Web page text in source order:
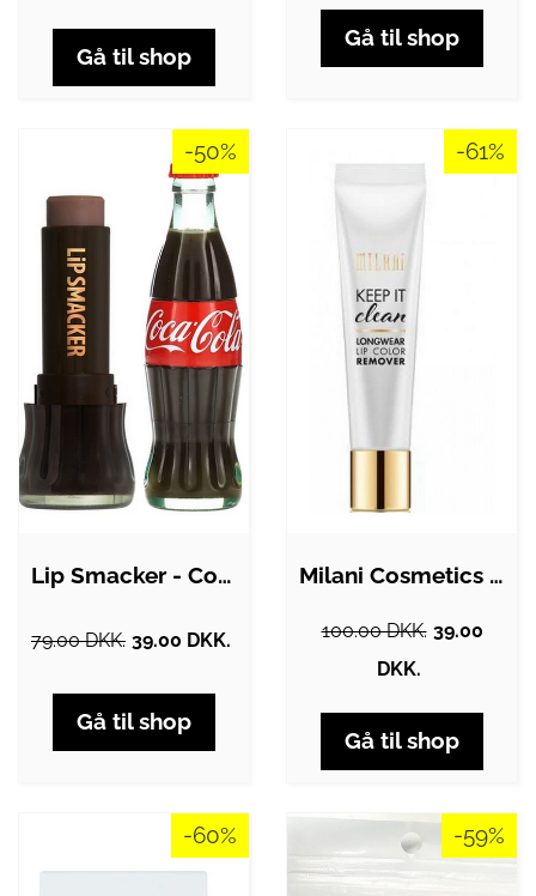
Gå til shop
Gå til shop
-50%
Lip Smacker - Coca Cola Bottle Lip Balm…
79.00 DKK. 39.00 DKK.
Gå til shop
-61%
Milani Cosmetics - Keep it Clean -…
100.00 DKK. 39.00
DKK.
Gå til shop
-60% -59%